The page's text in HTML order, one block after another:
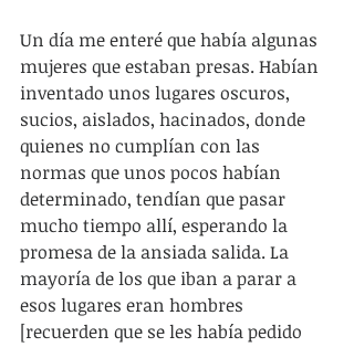
Un día me enteré que había algunas
mujeres que estaban presas. Habían
inventado unos lugares oscuros,
sucios, aislados, hacinados, donde
quienes no cumplían con las
normas que unos pocos habían
determinado, tendían que pasar
mucho tiempo allí, esperando la
promesa de la ansiada salida. La
mayoría de los que iban a parar a
esos lugares eran hombres
[recuerden que se les había pedido